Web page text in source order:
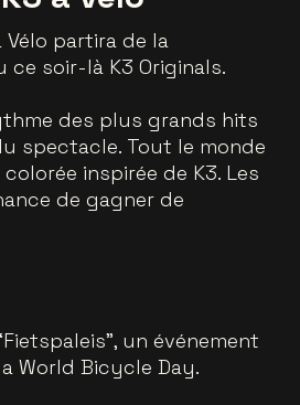
partira de la
ce soir-là K3 Originals.
des plus grands hits
spectacle. Tout le monde
inspirée de K3. Les
de gagner de
un événement
World Bicycle Day.